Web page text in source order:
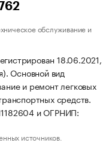
обслуживание и
18.06.2021,
Основной вид
и ремонт легковых
средств.
и ОГРНИП:
источников.